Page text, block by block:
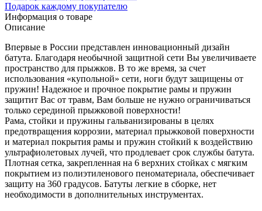
Подарок каждому покупателю
Информация о товаре
Описание
Впервые в России представлен инновационный дизайн
батута. Благодаря необычной защитной сети Вы увеличиваете
пространство для прыжков. В то же время, за счет
использования «купольной» сети, ноги будут защищены от
пружин! Надежное и прочное покрытие рамы и пружин
защитит Вас от травм, Вам больше не нужно ограничиваться
только серединой прыжковой поверхности!
Рама, стойки и пружины гальванизированы в целях
предотвращения коррозии, материал прыжковой поверхности
и материал покрытия рамы и пружин стойкий к воздействию
ультрафиолетовых лучей, что продлевает срок службы батута.
Плотная сетка, закрепленная на 6 верхних стойках с мягким
покрытием из полиэтиленового пеноматериала, обеспечивает
защиту на 360 градусов. Батуты легкие в сборке, нет
необходимости в дополнительных инструментах.